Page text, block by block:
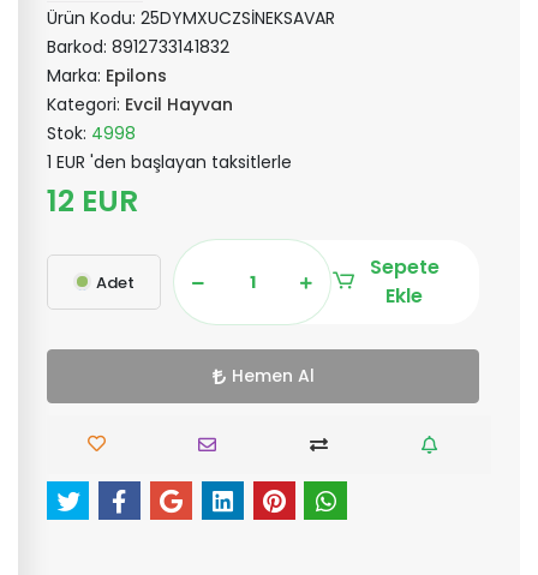
Ürün Kodu: 25DYMXUCZSİNEKSAVAR
Barkod: 8912733141832
Marka: Epilons
Kategori: Evcil Hayvan
Stok: 4998
1 EUR 'den başlayan taksitlerle
12 EUR
Adet
Sepete
Ekle
Hemen Al